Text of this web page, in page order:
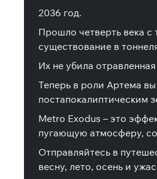
2036 год.
Прошло четверть века с
существование в
Их не убила
Теперь в роли Артема
постапокалиптическим
Metro Exodus – это
пугающую атмосферу,
Отправляйтесь в
весну, лето, осень и